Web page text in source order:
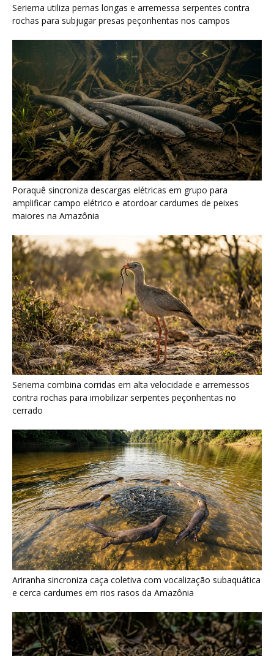
Seriema utiliza pernas longas e arremessa serpentes contra
rochas para subjugar presas peçonhentas nos campos
Poraquê sincroniza descargas elétricas em grupo para
amplificar campo elétrico e atordoar cardumes de peixes
maiores na Amazônia
Seriema combina corridas em alta velocidade e arremessos
contra rochas para imobilizar serpentes peçonhentas no
cerrado
Ariranha sincroniza caça coletiva com vocalização subaquática
e cerca cardumes em rios rasos da Amazônia